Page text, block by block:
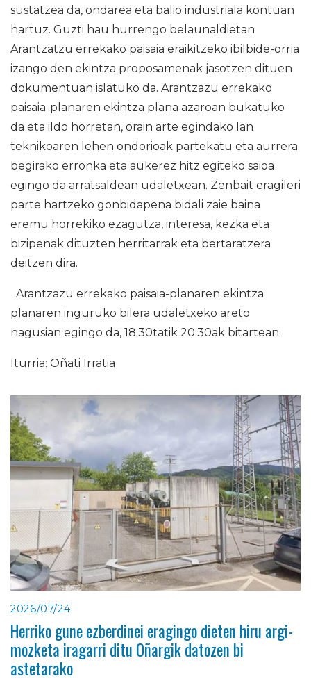
sustatzea da, ondarea eta balio industriala kontuan
hartuz. Guzti hau hurrengo belaunaldietan
Arantzatzu errekako paisaia eraikitzeko ibilbide-orria
izango den ekintza proposamenak jasotzen dituen
dokumentuan islatuko da. Arantzazu errekako
paisaia-planaren ekintza plana azaroan bukatuko
da eta ildo horretan, orain arte egindako lan
teknikoaren lehen ondorioak partekatu eta aurrera
begirako erronka eta aukerez hitz egiteko saioa
egingo da arratsaldean udaletxean. Zenbait eragileri
parte hartzeko gonbidapena bidali zaie baina
eremu horrekiko ezagutza, interesa, kezka eta
bizipenak dituzten herritarrak eta bertaratzera
deitzen dira.
Arantzazu errekako paisaia-planaren ekintza
planaren inguruko bilera udaletxeko areto
nagusian egingo da, 18:30tatik 20:30ak bitartean.
Iturria: Oñati Irratia
2026/07/24
Herriko gune ezberdinei eragingo dieten hiru argi-
mozketa iragarri ditu Oñargik datozen bi
astetarako